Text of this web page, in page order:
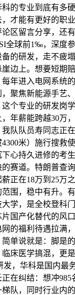
的专业到底有多
才能有更好的职
区留言分享，还
全球前1‰，深度
的研发，走不疲
边上。想要短期
年进入电网系统
聚焦新能源手艺
个专业的研发岗
年薪能跨越30万
队队员寿同志正
米）施行搜救
心持久进修的考
赛道。特朗普查
正在18万到25万
围，稳中有升。
学，是全校登科门
国产化替代的风
的福利待遇拉满
单说就是：脚是
床医学搞混，更
，华科是国内最
在纠结：想冲985
队，同时行业内